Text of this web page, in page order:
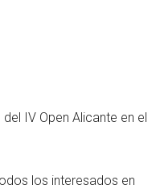
IV Open Alicante en el
los interesados en